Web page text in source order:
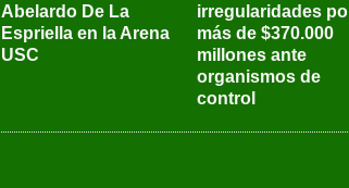
Abelardo De La
Espriella en la Arena
USC
irregularidades
más de $370.000
millones ante
organismos de
control